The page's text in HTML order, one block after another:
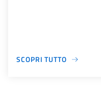
SCOPRI TUTTO